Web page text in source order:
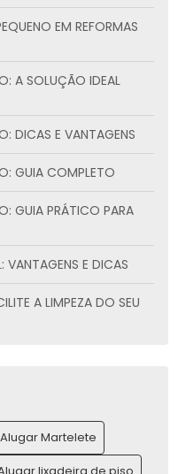
DICAS E VANTAGENS
GUIA COMPLETO
VANTAGENS E DICAS
Alugar Martelete